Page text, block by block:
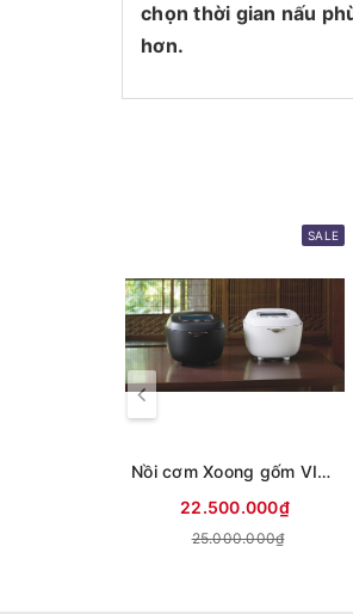
chọn thời gian nấu
hơn.
SALE
Nồi cơm Xoong gốm VIP nội địa nhật Tiger JRX-S100 1L
22.500.000₫
25.000.000₫